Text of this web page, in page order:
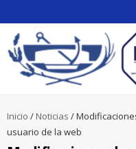
Inicio / Noticias /
usuario de la web